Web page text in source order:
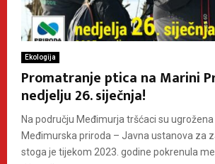
Ekologija
Promatranje ptica na Marini
nedjelju 26. siječnja!
Na području Međimurja tršćaci su ugrožena
Međimurska priroda – Javna ustanova za
stoga je tijekom 2023. godine pokrenula